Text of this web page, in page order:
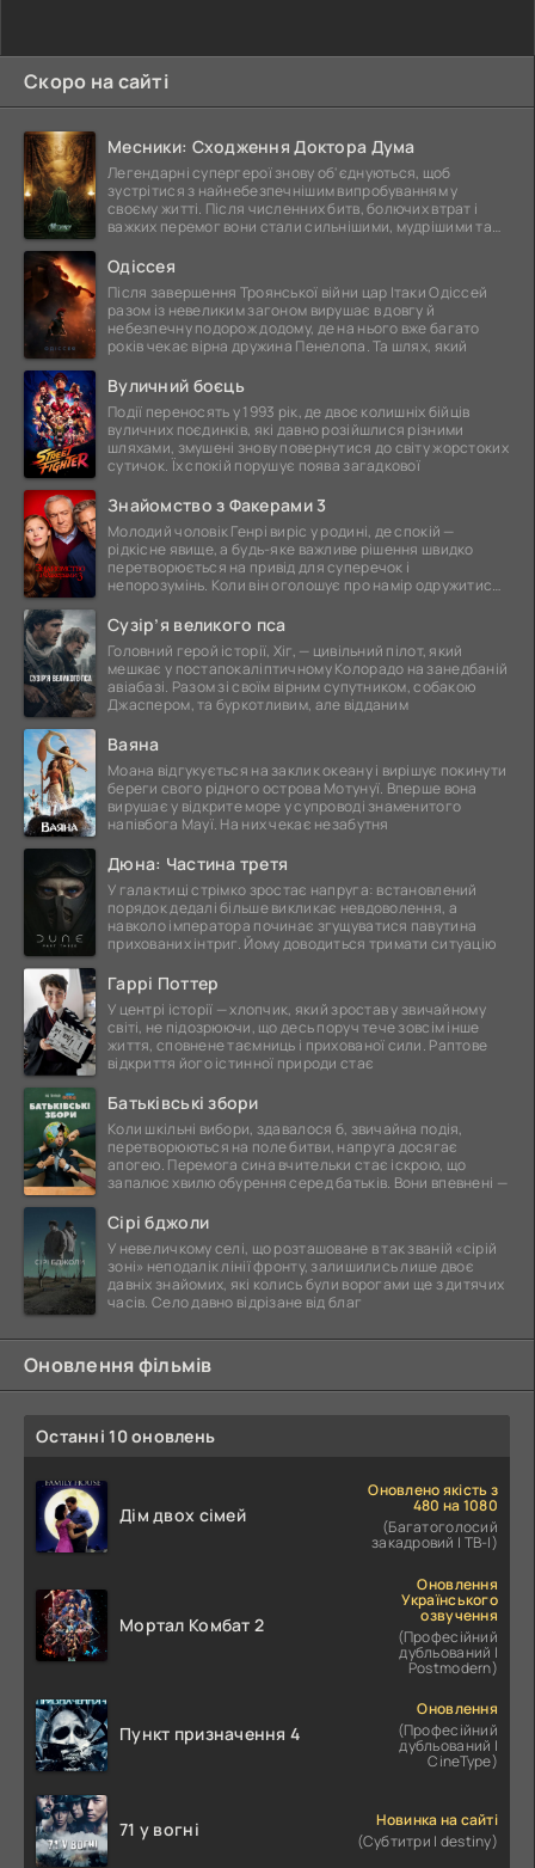
Скоро на сайті
Месники: Сходження Доктора Дума
Легендарні супергерої знову об'єднуються, щоб
зустрітися з найнебезпечнішим випробуванням у
своєму житті. Після численних битв, болючих втрат і
важких перемог вони стали сильнішими, мудрішими та
Одіссея
Після завершення Троянської війни цар Ітаки Одіссей
разом із невеликим загоном вирушає в довгу й
небезпечну подорож додому, де на нього вже багато
років чекає вірна дружина Пенелопа. Та шлях, який
Вуличний боєць
Події переносять у 1993 рік, де двоє колишніх бійців
вуличних поєдинків, які давно розійшлися різними
шляхами, змушені знову повернутися до світу жорстоких
сутичок. Їх спокій порушує поява загадкової
Знайомство з Факерами 3
Молодий чоловік Генрі виріс у родині, де спокій —
рідкісне явище, а будь-яке важливе рішення швидко
перетворюється на привід для суперечок і
непорозумінь. Коли він оголошує про намір одружитися,
Сузір’я великого пса
Головний герой історії, Хіг, — цивільний пілот, який
мешкає у постапокаліптичному Колорадо на занедбаній
авіабазі. Разом зі своїм вірним супутником, собакою
Джаспером, та буркотливим, але відданим
Ваяна
Моана відгукується на заклик океану і вирішує покинути
береги свого рідного острова Мотунуї. Вперше вона
вирушає у відкрите море у супроводі знаменитого
напівбога Мауї. На них чекає незабутня
Дюна: Частина третя
У галактиці стрімко зростає напруга: встановлений
порядок дедалі більше викликає невдоволення, а
навколо імператора починає згущуватися павутина
прихованих інтриг. Йому доводиться тримати ситуацію
Гаррі Поттер
У центрі історії — хлопчик, який зростав у звичайному
світі, не підозрюючи, що десь поруч тече зовсім інше
життя, сповнене таємниць і прихованої сили. Раптове
відкриття його істинної природи стає
Батьківські збори
Коли шкільні вибори, здавалося б, звичайна подія,
перетворюються на поле битви, напруга досягає
апогею. Перемога сина вчительки стає іскрою, що
запалює хвилю обурення серед батьків. Вони впевнені —
Сірі бджоли
У невеличкому селі, що розташоване в так званій «сірій
зоні» неподалік лінії фронту, залишились лише двоє
давніх знайомих, які колись були ворогами ще з дитячих
часів. Село давно відрізане від благ
Оновлення фільмів
Останні 10 оновлень
Дім двох сімей
Оновлено якість з
480 на 1080
(Багатоголосий
закадровий | ТВ-І)
Мортал Комбат 2
Оновлення
Українського
озвучення
(Професійний
дубльований |
Postmodern)
Пункт призначення 4
Оновлення
(Професійний
дубльований |
CineType)
71 у вогні
Новинка на сайті
(Субтитри | destiny)